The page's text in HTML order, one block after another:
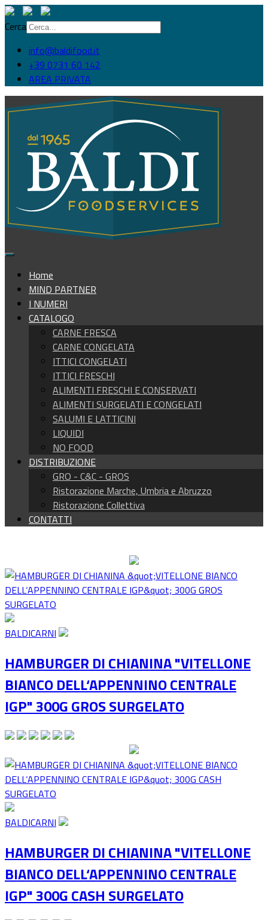
Cerca
info@baldifood.it
+39 0731 60 142
AREA PRIVATA
Home
MIND PARTNER
I NUMERI
CATALOGO
CARNE FRESCA
CARNE CONGELATA
ITTICI CONGELATI
ITTICI FRESCHI
ALIMENTI FRESCHI E CONSERVATI
ALIMENTI SURGELATI E CONGELATI
SALUMI E LATTICINI
LIQUIDI
NO FOOD
DISTRIBUZIONE
GRO - C&C - GROS
Ristorazione Marche, Umbria e Abruzzo
Ristorazione Collettiva
CONTATTI
BALDICARNI
HAMBURGER DI CHIANINA "VITELLONE
BIANCO DELL‘APPENNINO CENTRALE
IGP" 300G GROS SURGELATO
BALDICARNI
HAMBURGER DI CHIANINA "VITELLONE
BIANCO DELL‘APPENNINO CENTRALE
IGP" 300G CASH SURGELATO